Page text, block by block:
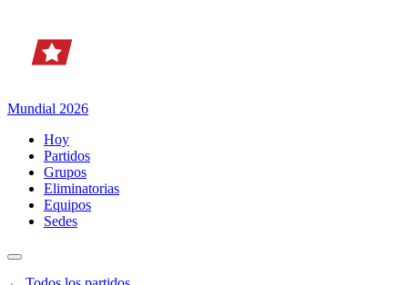
Mundial 2026
Hoy
Partidos
Grupos
Eliminatorias
Equipos
Sedes